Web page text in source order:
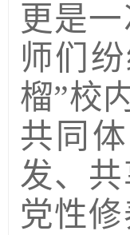
更是
师们纷
榴”校
共同
发、
党性